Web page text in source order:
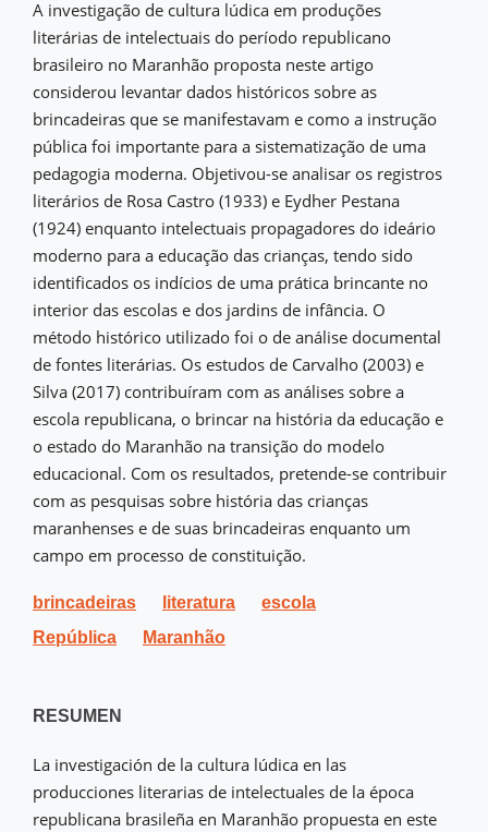
A investigação de cultura lúdica em produções
literárias de intelectuais do período republicano
brasileiro no Maranhão proposta neste artigo
considerou levantar dados históricos sobre as
brincadeiras que se manifestavam e como a instrução
pública foi importante para a sistematização de uma
pedagogia moderna. Objetivou-se analisar os registros
literários de Rosa Castro (1933) e Eydher Pestana
(1924) enquanto intelectuais propagadores do ideário
moderno para a educação das crianças, tendo sido
identificados os indícios de uma prática brincante no
interior das escolas e dos jardins de infância. O
método histórico utilizado foi o de análise documental
de fontes literárias. Os estudos de Carvalho (2003) e
Silva (2017) contribuíram com as análises sobre a
escola republicana, o brincar na história da educação e
o estado do Maranhão na transição do modelo
educacional. Com os resultados, pretende-se contribuir
com as pesquisas sobre história das crianças
maranhenses e de suas brincadeiras enquanto um
campo em processo de constituição.
brincadeiras literatura
escola
República
Maranhão
RESUMEN
La investigación de la cultura lúdica en las
producciones literarias de intelectuales de la época
republicana brasileña en Maranhão propuesta en este